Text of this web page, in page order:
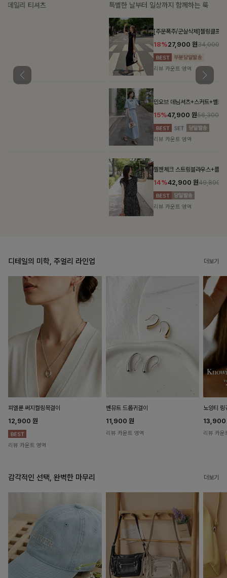
특별한 날부터 일상까지 함께하는 룩
[주문폭주/군살삭제]젤링클프리 카라원피스
34,000원
민오브 데님셔츠+스커트+벨트SET
56,300원
필첸체크 스트링블라우스+플레어스커트SET
49,800원
디테일의 미학, 주얼리 라인업 더보기
피엘룬 써지컬링목걸이
12,900 원
리뷰 카운트 영역
벤뮤트 드롭귀걸이
11,900 원
리뷰 카운트 영역
노잉티 링
리뷰 카운
감각적인 선택, 완벽한 마무리 더보기